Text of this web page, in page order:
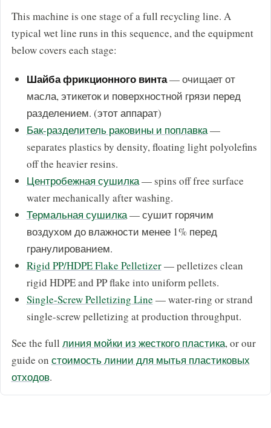
This machine is one stage of a full recycling line. A
typical wet line runs in this sequence, and the equipment
below covers each stage:
Шайба фрикционного винта— очищает от
масла, этикеток и поверхностной грязи перед
разделением. (этот аппарат)
Бак-разделитель раковины и поплавка—
separates plastics by density, floating light polyolefins
off the heavier resins.
Центробежная сушилка— spins off free surface
water mechanically after washing.
Термальная сушилка— сушит горячим
воздухом до влажности менее 1% перед
гранулированием.
Rigid PP/HDPE Flake Pelletizer— pelletizes clean
rigid HDPE and PP flake into uniform pellets.
Single-Screw Pelletizing Line — water-ring or strand
single-screw pelletizing at production throughput.
See the full линия мойки из жесткого пластика, or our
guide on стоимость линии для мытья пластиковых
отходов.